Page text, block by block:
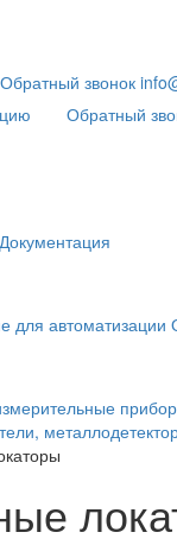
Обратный звонок
Обратный
для